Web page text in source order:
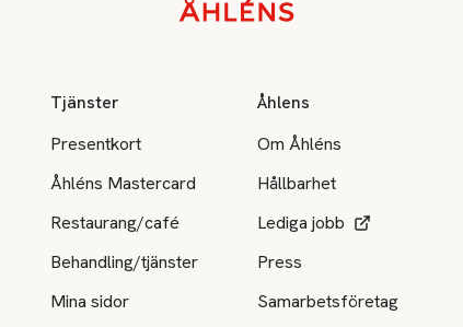
Tjänster
Presentkort
Åhléns Mastercard
Restaurang/café
Behandling/tjänster
Mina sidor
Åhlens
Om Åhléns
Hållbarhet
Lediga jobb
Press
Samarbetsföretag